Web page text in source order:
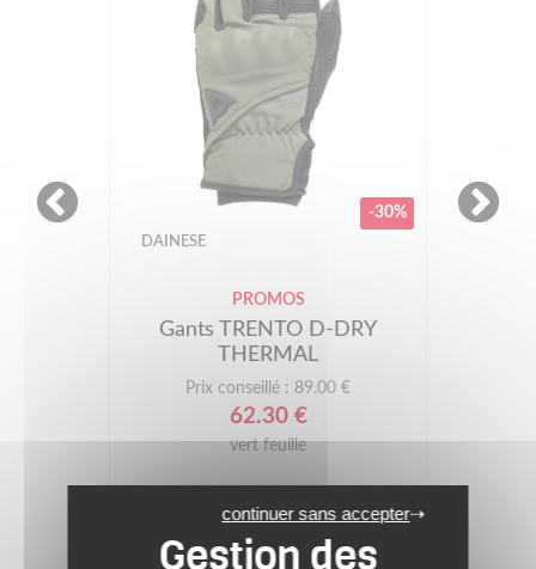
Gants TRENTO D-DRY
Prix conseillé : 89.00 €
vert feuille
continuer sans accepter